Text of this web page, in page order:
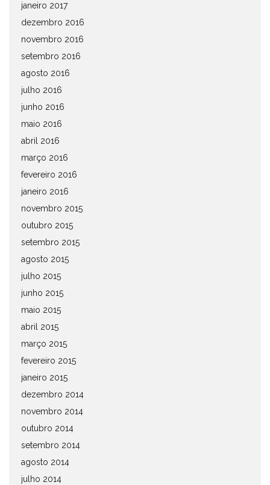
janeiro 2017
dezembro 2016
novembro 2016
setembro 2016
agosto 2016
julho 2016
junho 2016
maio 2016
abril 2016
março 2016
fevereiro 2016
janeiro 2016
novembro 2015
outubro 2015
setembro 2015
agosto 2015
julho 2015
junho 2015
maio 2015
abril 2015
março 2015
fevereiro 2015
janeiro 2015
dezembro 2014
novembro 2014
outubro 2014
setembro 2014
agosto 2014
julho 2014